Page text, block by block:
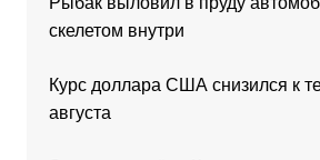
скелетом внутри
Курс доллара США снизился к
августа